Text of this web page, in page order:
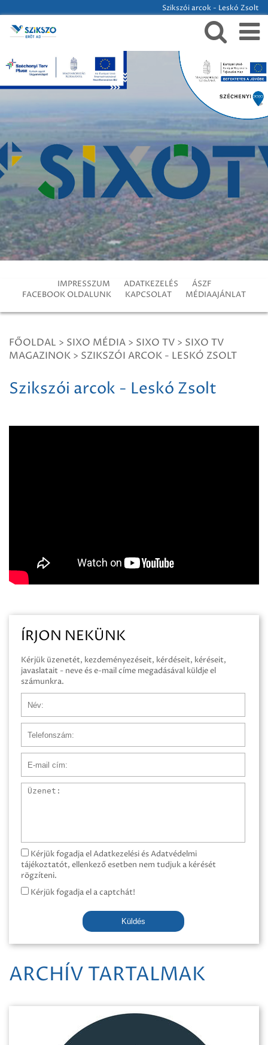
Szikszói arcok - Leskó Zsolt
IMPRESSZUM ADATKEZELÉS
ÁSZF
FACEBOOK OLDALUNK
KAPCSOLAT MÉDIAAJÁNLAT
FŐOLDAL > SIXO MÉDIA > SIXO TV > SIXO TV
MAGAZINOK > SZIKSZÓI ARCOK - LESKÓ ZSOLT
Szikszói arcok - Leskó Zsolt
ÍRJON NEKÜNK
Kérjük üzenetét, kezdeményezéseit, kérdéseit, kéréseit,
javaslatait - neve és e-mail címe megadásával küldje el
számunkra.
Üzenet
Kérjük fogadja el Adatkezelési és Adatvédelmi
tájékoztatót, ellenkező esetben nem tudjuk a kérését
rögzíteni.
Kérjük fogadja el a captchát!
Küldés
ARCHÍV TARTALMAK